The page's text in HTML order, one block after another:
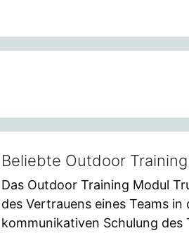
Beliebte Outdoor
Das Outdoor Training Modul
des Vertrauens eines Teams
kommunikativen Schulung des